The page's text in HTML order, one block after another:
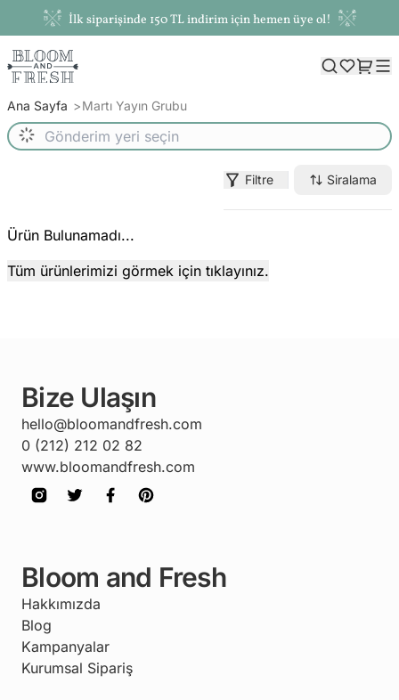
İlk siparişinde 150 TL indirim için hemen üye ol!
Ana Sayfa Martı Yayın Grubu
Filtre Siralama
Ürün Bulunamadı...
Tüm ürünlerimizi görmek için tıklayınız.
Bize Ulaşın
hello@bloomandfresh.com
0 (212) 212 02 82
www.bloomandfresh.com
Bloom and Fresh
Hakkımızda
Blog
Kampanyalar
Kurumsal Sipariş